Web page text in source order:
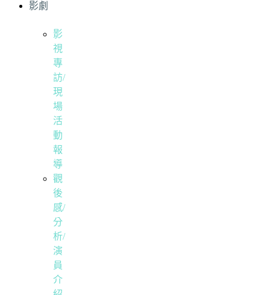
影劇
影
視
專
訪/
現
場
活
動
報
導
觀
後
感/
分
析/
演
員
介